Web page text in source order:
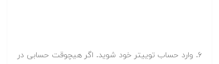
۶. وارد حساب توییتر خود شوید. اگر هیچوقت حسابی در